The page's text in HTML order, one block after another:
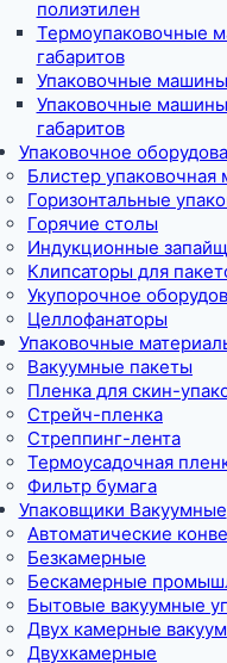
полиэтилен
Термоупаковочные
габаритов
Упаковочные
Упаковочные
габаритов
Упаковочное
Блистер упаковочная
Горизонтальные
Горячие столы
Индукционные
Клипсаторы для
Укупорочное
Целлофанаторы
Упаковочные
Вакуумные пакеты
Пленка для скин-
Стрейч-пленка
Стреппинг-лента
Термоусадочная
Фильтр бумага
Упаковщики Вакуумные
Автоматические
Безкамерные
Бескамерные
Бытовые вакуумные
Двух камерные
Двухкамерные